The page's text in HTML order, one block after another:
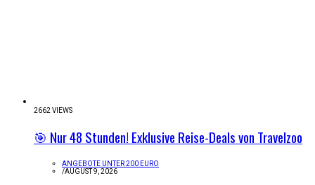
2662 VIEWS
🎯 Nur 48 Stunden! Exklusive Reise-Deals von Travelzoo
ANGEBOTE UNTER 200 EURO
/AUGUST 9, 2026